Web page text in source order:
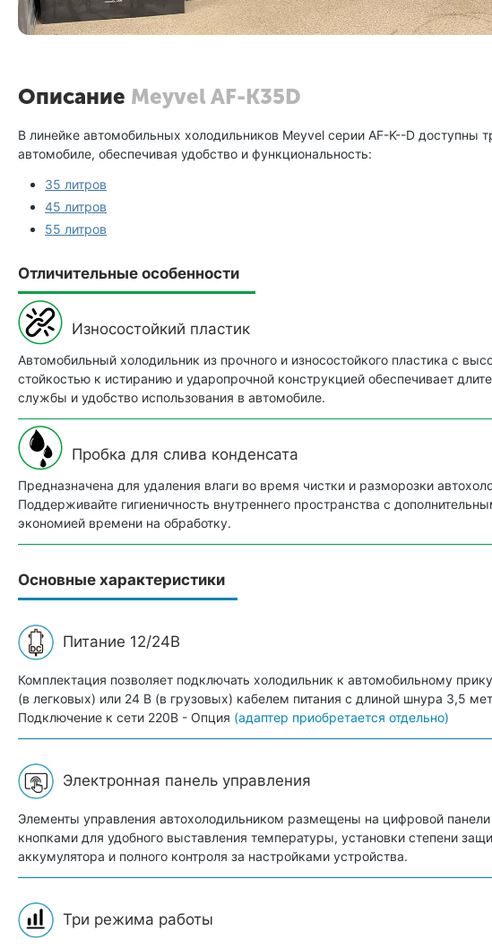
Описание Meyvel AF-K35D
В линейке автомобильных холодильников Meyvel серии AF-K--D доступны
автомобиле, обеспечивая удобство и функциональность:
35 литров
45 литров
55 литров
Отличительные особенности
Износостойкий пластик
Автомобильный холодильник из прочного и износостойкого пластика с
стойкостью к истиранию и ударопрочной конструкцией обеспечивает
службы и удобство использования в автомобиле.
Пробка для слива конденсата
Предназначена для удаления влаги во время чистки и разморозки
Поддерживайте гигиеничность внутреннего пространства с
экономией времени на обработку.
Основные характеристики
Питание 12/24В
Комплектация позволяет подключать холодильник к автомобильному
(в легковых) или 24 В (в грузовых) кабелем питания с длиной шнура 3,5
Подключение к сети 220В - Опция (адаптер приобретается отдельно)
Электронная панель управления
Элементы управления автохолодильником размещены на цифровой
кнопками для удобного выставления температуры, установки степени
аккумулятора и полного контроля за настройками устройства.
Три режима работы